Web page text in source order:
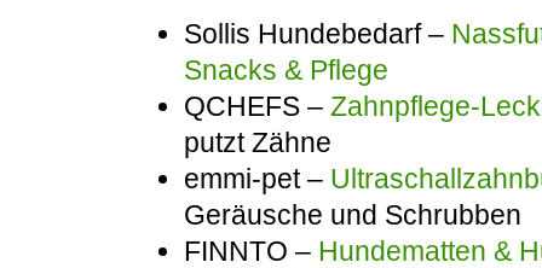
Sollis Hundebedarf –
Snacks & Pflege
QCHEFS – Zahnpflege-
putzt Zähne
emmi-pet –
Geräusche und Schrubben
FINNTO – Hundematten &